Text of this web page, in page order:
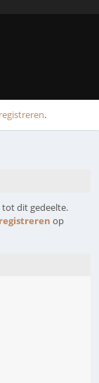
registreren.
tot dit gedeelte.
op